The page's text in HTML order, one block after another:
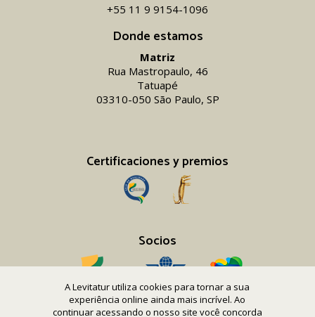
A Levitatur utiliza cookies para tornar a sua
experiência online ainda mais incrível. Ao
continuar acessando o nosso site você concorda
Donde estamos
Matriz
Rua Mastropaulo, 46
Tatuapé
03310-050 São Paulo, SP
Certificaciones y premios
Socios
+55 11 9 9154-1096‬